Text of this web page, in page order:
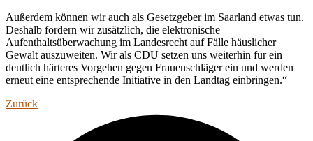
Außerdem können wir auch als Gesetzgeber im Saarland etwas tun.
Deshalb fordern wir zusätzlich, die elektronische
Aufenthaltsüberwachung im Landesrecht auf Fälle häuslicher
Gewalt auszuweiten. Wir als CDU setzen uns weiterhin für ein
deutlich härteres Vorgehen gegen Frauenschläger ein und werden
erneut eine entsprechende Initiative in den Landtag einbringen.“
Zurück